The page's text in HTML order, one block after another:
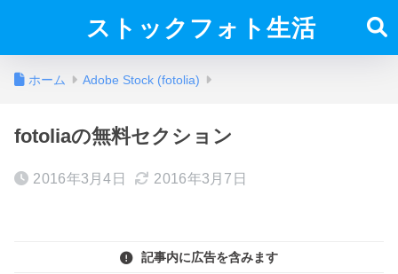
ストックフォト生活
ホーム Adobe Stock (fotolia)
fotoliaの無料セクション
2016年3月4日 2016年3月7日
記事内に広告を含みます